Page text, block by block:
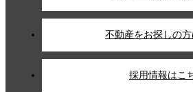
不動産をお探しの方
採用情報はこ